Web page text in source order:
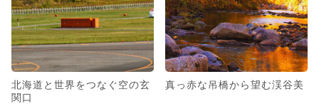
北海道と世界をつなぐ空の玄
関口
真っ赤な吊橋から望む渓谷美